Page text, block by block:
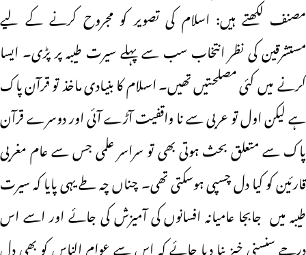
مصنف لکھتے ہیں: اسلام کی تصویر کو مجروح کرنے کے لیے
مستشرقین کی نظر انتخاب سب سے پہلے سیرت طیبہ پر پڑی۔ ایسا
کرنے میں کئی مصلحتیں تھیں۔ اسلام کا بنیادی ماخذ تو قرآن پاک
ہے لیکن اول تو عربی سے نا واقفیت آڑے آئی اور دوسرے قرآن
پاک سے متعلق بحث ہوتی بھی تو سراسر علمی جس سے عام مغربی
قارئین کو کیا دل چسپی ہوسکتی تھی۔ چناں چہ طے یہی پایا کہ سیرت
طیبہ میں جابجا عامیانہ افسانوں کی آمیزش کی جائے اور اسے اس
درجے سنسنی خیز بنا دیا جائے کہ اس سے عوام الناس کو بھی دل